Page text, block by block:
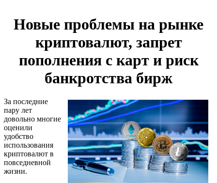
Новые проблемы на рынке
криптовалют, запрет
пополнения с карт и риск
банкротства бирж
За последние
пару лет
довольно многие
оценили
удобство
использования
криптовалют в
повседневной
жизни.